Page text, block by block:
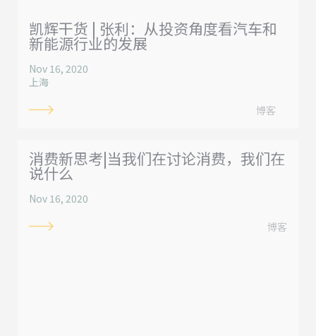
凯辉干货 | 张利：从投资角度看汽车和
新能源行业的发展
Nov 16, 2020
上海
博客
消费新思考|当我们在讨论消费，我们在
说什么
Nov 16, 2020
博客